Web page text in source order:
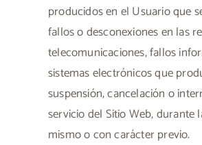
producidos en el Usuario que
fallos o desconexiones en las
telecomunicaciones, fallos
sistemas electrónicos que
suspensión, cancelación o
servicio del Sitio Web, durante
mismo o con carácter previo.